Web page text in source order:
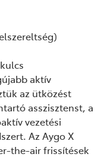
aktív
az ütközést
asszisztenst, a
vezetési
Az Aygo X
the-air frissítések